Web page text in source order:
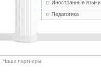
Иностранные языки
Педагогика
Наши партнеры: